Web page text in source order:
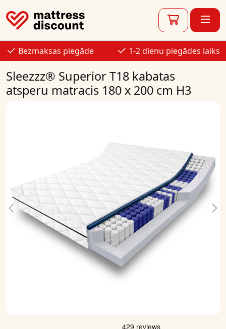
Bezmaksas piegāde 1-2 dienu piegādes laiks
Sleezzz® Superior T18 kabatas
atsperu matracis 180 x 200 cm H3
Previous